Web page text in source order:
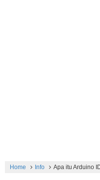
Home Info Apa itu Arduino